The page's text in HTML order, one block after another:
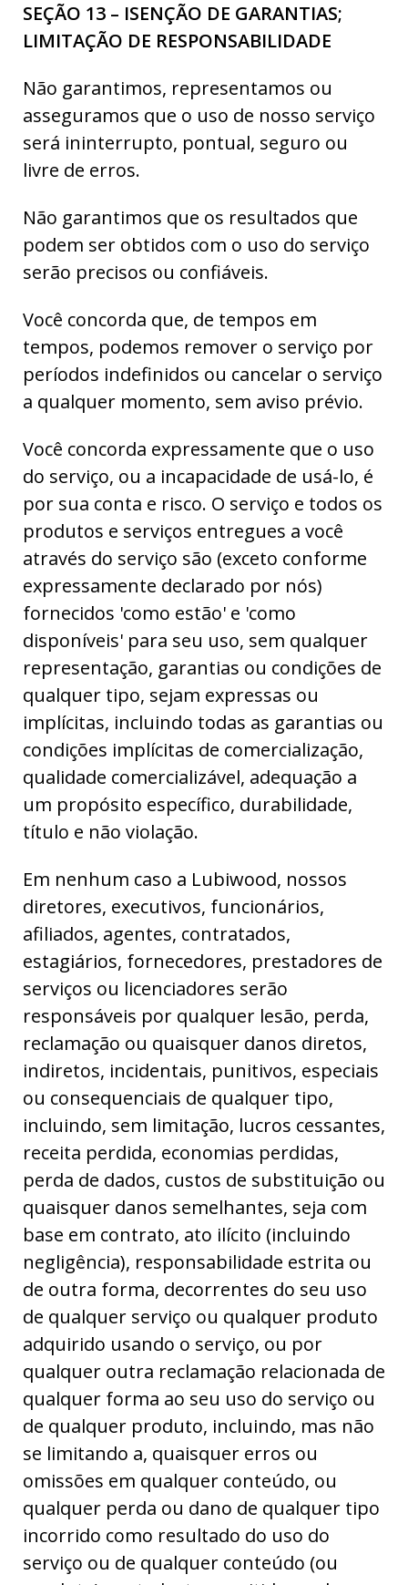
SEÇÃO 13 – ISENÇÃO DE GARANTIAS;
LIMITAÇÃO DE RESPONSABILIDADE
Não garantimos, representamos ou
asseguramos que o uso de nosso serviço
será ininterrupto, pontual, seguro ou
livre de erros.
Não garantimos que os resultados que
podem ser obtidos com o uso do serviço
serão precisos ou confiáveis.
Você concorda que, de tempos em
tempos, podemos remover o serviço por
períodos indefinidos ou cancelar o serviço
a qualquer momento, sem aviso prévio.
Você concorda expressamente que o uso
do serviço, ou a incapacidade de usá-lo, é
por sua conta e risco. O serviço e todos os
produtos e serviços entregues a você
através do serviço são (exceto conforme
expressamente declarado por nós)
fornecidos 'como estão' e 'como
disponíveis' para seu uso, sem qualquer
representação, garantias ou condições de
qualquer tipo, sejam expressas ou
implícitas, incluindo todas as garantias ou
condições implícitas de comercialização,
qualidade comercializável, adequação a
um propósito específico, durabilidade,
título e não violação.
Em nenhum caso a Lubiwood, nossos
diretores, executivos, funcionários,
afiliados, agentes, contratados,
estagiários, fornecedores, prestadores de
serviços ou licenciadores serão
responsáveis por qualquer lesão, perda,
reclamação ou quaisquer danos diretos,
indiretos, incidentais, punitivos, especiais
ou consequenciais de qualquer tipo,
incluindo, sem limitação, lucros cessantes,
receita perdida, economias perdidas,
perda de dados, custos de substituição ou
quaisquer danos semelhantes, seja com
base em contrato, ato ilícito (incluindo
negligência), responsabilidade estrita ou
de outra forma, decorrentes do seu uso
de qualquer serviço ou qualquer produto
adquirido usando o serviço, ou por
qualquer outra reclamação relacionada de
qualquer forma ao seu uso do serviço ou
de qualquer produto, incluindo, mas não
se limitando a, quaisquer erros ou
omissões em qualquer conteúdo, ou
qualquer perda ou dano de qualquer tipo
incorrido como resultado do uso do
serviço ou de qualquer conteúdo (ou
Descontos!